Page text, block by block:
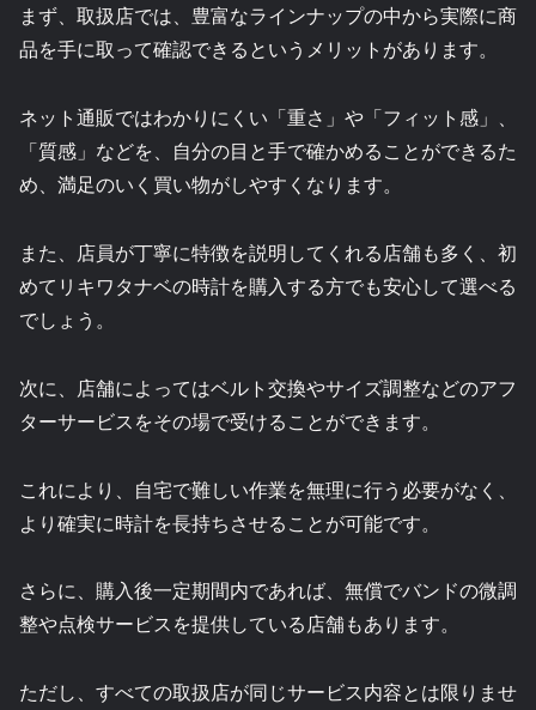
まず、取扱店では、豊富なラインナップの中から実際に商
品を手に取って確認できるというメリットがあります。
ネット通販ではわかりにくい「重さ」や「フィット感」、
「質感」などを、自分の目と手で確かめることができるた
め、満足のいく買い物がしやすくなります。
また、店員が丁寧に特徴を説明してくれる店舗も多く、初
めてリキワタナベの時計を購入する方でも安心して選べる
でしょう。
次に、店舗によってはベルト交換やサイズ調整などのアフ
ターサービスをその場で受けることができます。
これにより、自宅で難しい作業を無理に行う必要がなく、
より確実に時計を長持ちさせることが可能です。
さらに、購入後一定期間内であれば、無償でバンドの微調
整や点検サービスを提供している店舗もあります。
ただし、すべての取扱店が同じサービス内容とは限りませ